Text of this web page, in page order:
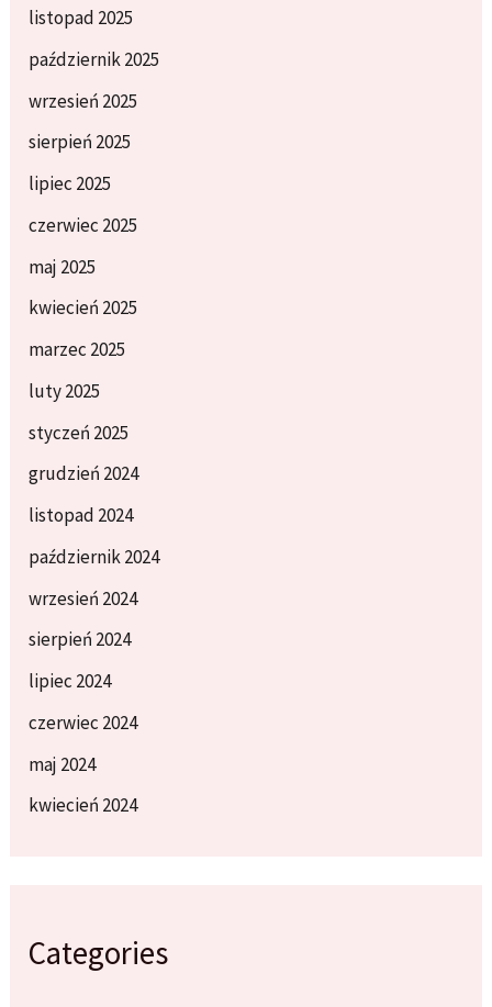
listopad 2025
październik 2025
wrzesień 2025
sierpień 2025
lipiec 2025
czerwiec 2025
maj 2025
kwiecień 2025
marzec 2025
luty 2025
styczeń 2025
grudzień 2024
listopad 2024
październik 2024
wrzesień 2024
sierpień 2024
lipiec 2024
czerwiec 2024
maj 2024
kwiecień 2024
Categories